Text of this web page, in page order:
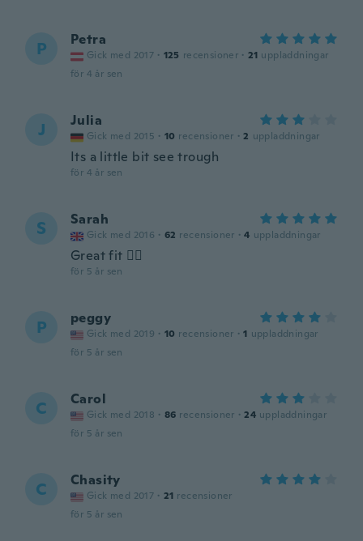
P Petra
Gick med 2017 · 125 recensioner · 21 uppladdningar
för 4 år sen
J Julia
Gick med 2015 · 10 recensioner · 2 uppladdningar
Its a little bit see trough
för 4 år sen
S Sarah
Gick med 2016 · 62 recensioner · 4 uppladdningar
Great fit 👌🏻
för 5 år sen
P peggy
Gick med 2019 · 10 recensioner · 1 uppladdningar
för 5 år sen
C Carol
Gick med 2018 · 86 recensioner · 24 uppladdningar
för 5 år sen
C Chasity
Gick med 2017 · 21 recensioner
för 5 år sen